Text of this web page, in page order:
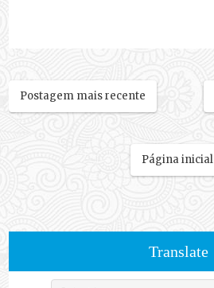
Postagem mais recente
Página inicial
Translate